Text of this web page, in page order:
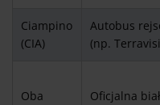
Ciampino
(CIA)
Autobus
(np.
Oba
Oficjalna